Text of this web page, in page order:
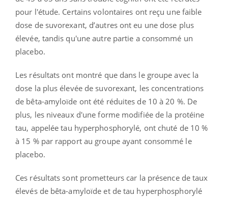
pour l'étude. Certains volontaires ont reçu une faible
dose de suvorexant, d’autres ont eu une dose plus
élevée, tandis qu'une autre partie a consommé un
placebo.
Les résultats ont montré que dans le groupe avec la
dose la plus élevée de suvorexant, les concentrations
de bêta-amyloïde ont été réduites de 10 à 20 %. De
plus, les niveaux d'une forme modifiée de la protéine
tau, appelée tau hyperphosphorylé, ont chuté de 10 %
à 15 % par rapport au groupe ayant consommé le
placebo.
Ces résultats sont prometteurs car la présence de taux
élevés de bêta-amyloïde et de tau hyperphosphorylé